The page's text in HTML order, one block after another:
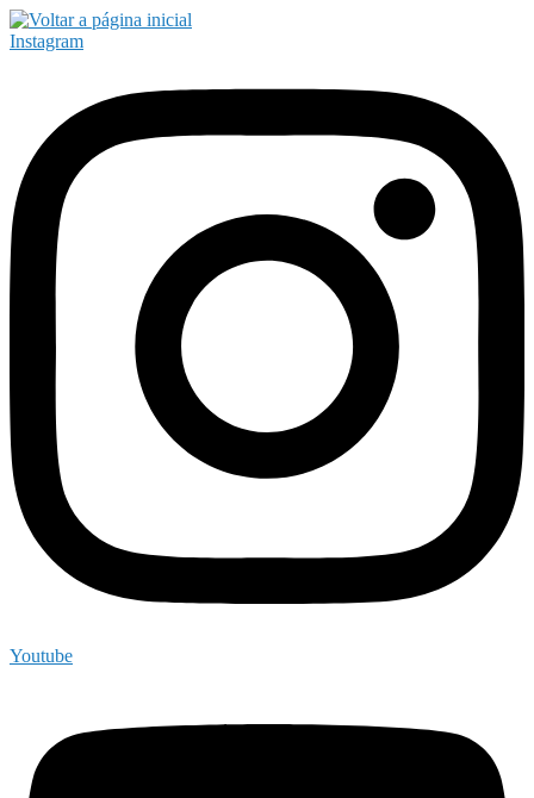
Instagram
Youtube